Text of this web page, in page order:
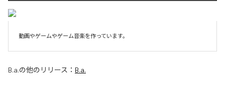
動画やゲームやゲーム音楽を作っています。
B.a.の他のリリース： B.a.